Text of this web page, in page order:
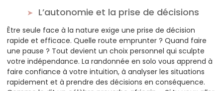
L’autonomie et la prise de décisions
Être seule face à la nature exige une prise de décision
rapide et efficace. Quelle route emprunter ? Quand faire
une pause ? Tout devient un choix personnel qui sculpte
votre indépendance. La randonnée en solo vous apprend à
faire confiance à votre intuition, à analyser les situations
rapidement et à prendre des décisions en conséquence.